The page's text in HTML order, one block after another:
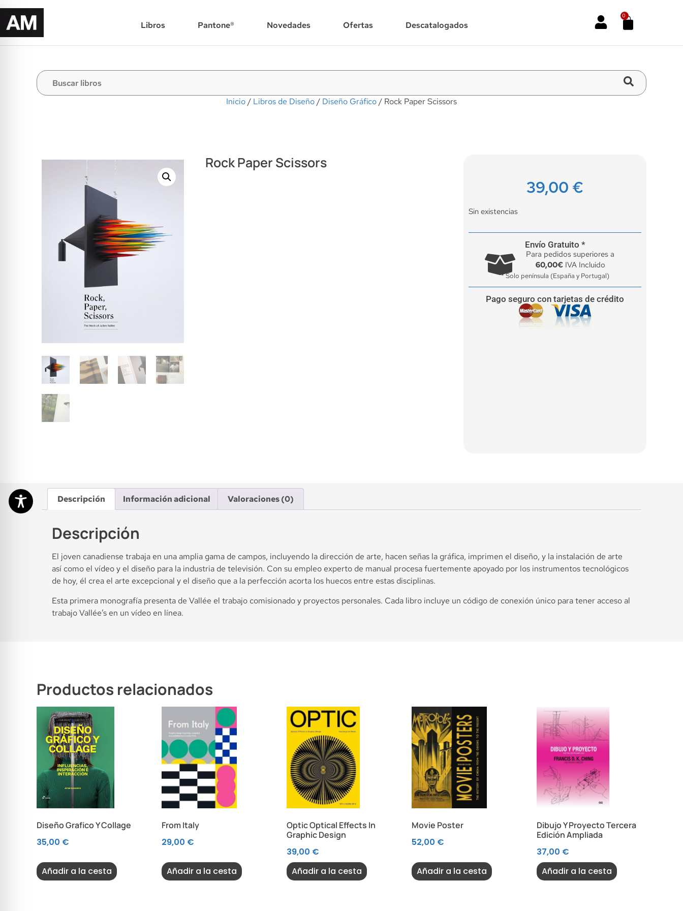
Libros Pantone® Novedades Ofertas Descatalogados
0
Inicio / Libros de Diseño / Diseño Gráfico / Rock Paper Scissors
Rock Paper Scissors
39,00 €
Sin existencias
Envío Gratuito *
Para pedidos superiores a
60,00€IVA Incluido
* Solo península (España y Portugal)
Pago seguro con tarjetas de crédito
Descripción Información adicional Valoraciones (0)
Descripción
El joven canadiense trabaja en una amplia gama de campos, incluyendo la dirección de arte, hacen señas la gráfica, imprimen el diseño, y la instalación de arte
así como el vídeo y el diseño para la industria de televisión. Con su empleo experto de manual procesa fuertemente apoyado por los instrumentos tecnológicos
de hoy, él crea el arte excepcional y el diseño que a la perfección acorta los huecos entre estas disciplinas.
Esta primera monografía presenta de Vallée el trabajo comisionado y proyectos personales. Cada libro incluye un código de conexión único para tener acceso al
trabajo Vallée’s en un vídeo en línea.
Productos relacionados
Diseño Grafico Y Collage
35,00 €
Añadir a la cesta
From Italy
29,00 €
Añadir a la cesta
Optic Optical Effects In
Graphic Design
39,00 €
Añadir a la cesta
Movie Poster
52,00 €
Añadir a la cesta
Dibujo Y Proyecto Tercera
Edición Ampliada
37,00 €
Añadir a la cesta